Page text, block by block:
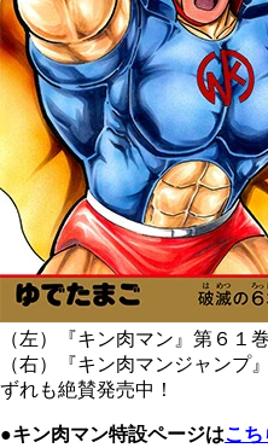
（左）『キン肉マン』第６
（右）『キン肉マンジャン
ずれも絶賛発売中！
●キン肉マン特設ページはこち